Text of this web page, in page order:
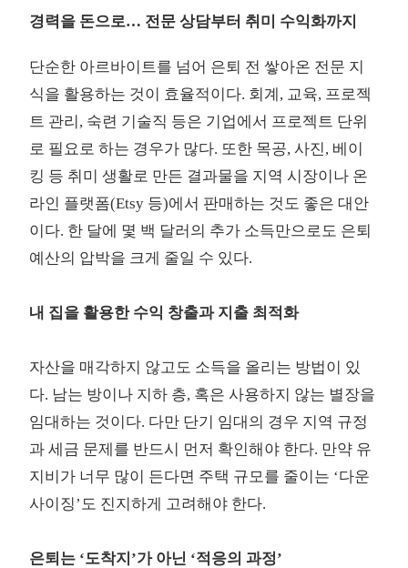
경력을 돈으로… 전문 상담부터 취미 수익화까지
단순한 아르바이트를 넘어 은퇴 전 쌓아온 전문 지
식을 활용하는 것이 효율적이다. 회계, 교육, 프로젝
트 관리, 숙련 기술직 등은 기업에서 프로젝트 단위
로 필요로 하는 경우가 많다. 또한 목공, 사진, 베이
킹 등 취미 생활로 만든 결과물을 지역 시장이나 온
라인 플랫폼(Etsy 등)에서 판매하는 것도 좋은 대안
이다. 한 달에 몇 백 달러의 추가 소득만으로도 은퇴
예산의 압박을 크게 줄일 수 있다.
내 집을 활용한 수익 창출과 지출 최적화
자산을 매각하지 않고도 소득을 올리는 방법이 있
다. 남는 방이나 지하 층, 혹은 사용하지 않는 별장을
임대하는 것이다. 다만 단기 임대의 경우 지역 규정
과 세금 문제를 반드시 먼저 확인해야 한다. 만약 유
지비가 너무 많이 든다면 주택 규모를 줄이는 ‘다운
사이징’도 진지하게 고려해야 한다.
은퇴는 ‘도착지’가 아닌 ‘적응의 과정’